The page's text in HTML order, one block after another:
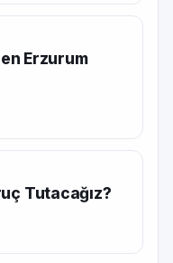
Erzurum
Tutacağız?